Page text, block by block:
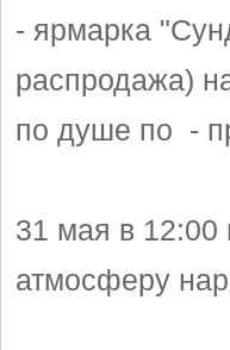
- ярмарка
распродажа)
по душе по -
31 мая в 12:00
атмосферу